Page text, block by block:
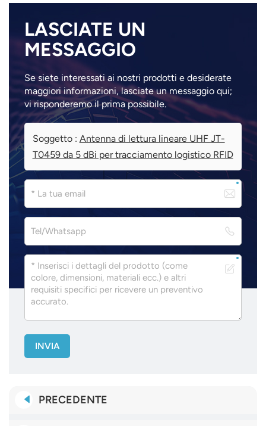
LASCIATE UN
MESSAGGIO
Se siete interessati ai nostri prodotti e desiderate
maggiori informazioni, lasciate un messaggio qui;
vi risponderemo il prima possibile.
Soggetto : Antenna di lettura lineare UHF JT-
T0459 da 5 dBi per tracciamento logistico RFID
INVIA
PRECEDENTE